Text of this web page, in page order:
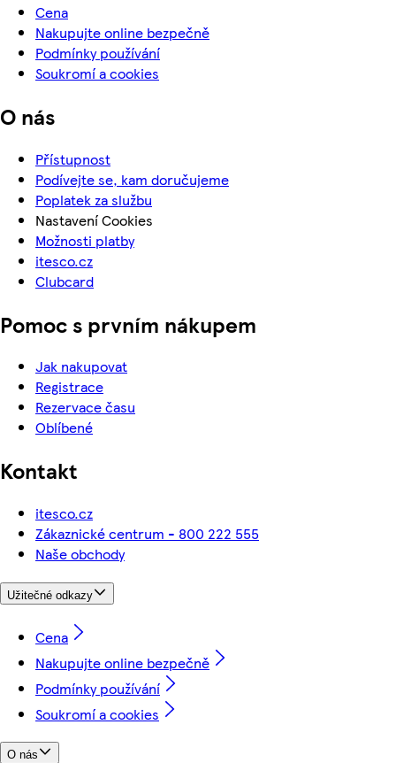
Cena
Nakupujte online bezpečně
Podmínky používání
Soukromí a cookies
O nás
Přístupnost
Podívejte se, kam doručujeme
Poplatek za službu
Nastavení Cookies
Možnosti platby
itesco.cz
Clubcard
Pomoc s prvním nákupem
Jak nakupovat
Registrace
Rezervace času
Oblíbené
Kontakt
itesco.cz
Zákaznické centrum - 800 222 555
Naše obchody
Užitečné odkazy
Cena
Nakupujte online bezpečně
Podmínky používání
Soukromí a cookies
O nás